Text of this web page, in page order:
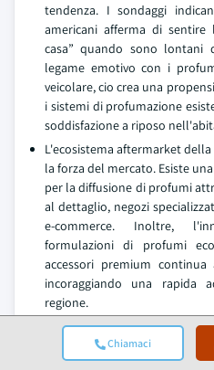
Chiamaci
tendenza. I sondaggi
americani afferma di
casa” quando sono lontani
legame emotivo con i
veicolare, cio crea una
i sistemi di profumazione
soddisfazione a riposo
L'ecosistema aftermarket
la forza del mercato. Esiste
per la diffusione di profumi
al dettaglio, negozi
e-commerce. Inoltre,
formulazioni di profumi
accessori premium
incoraggiando una rapida
regione.
Il mercato europeo dei
automobili ha registrato